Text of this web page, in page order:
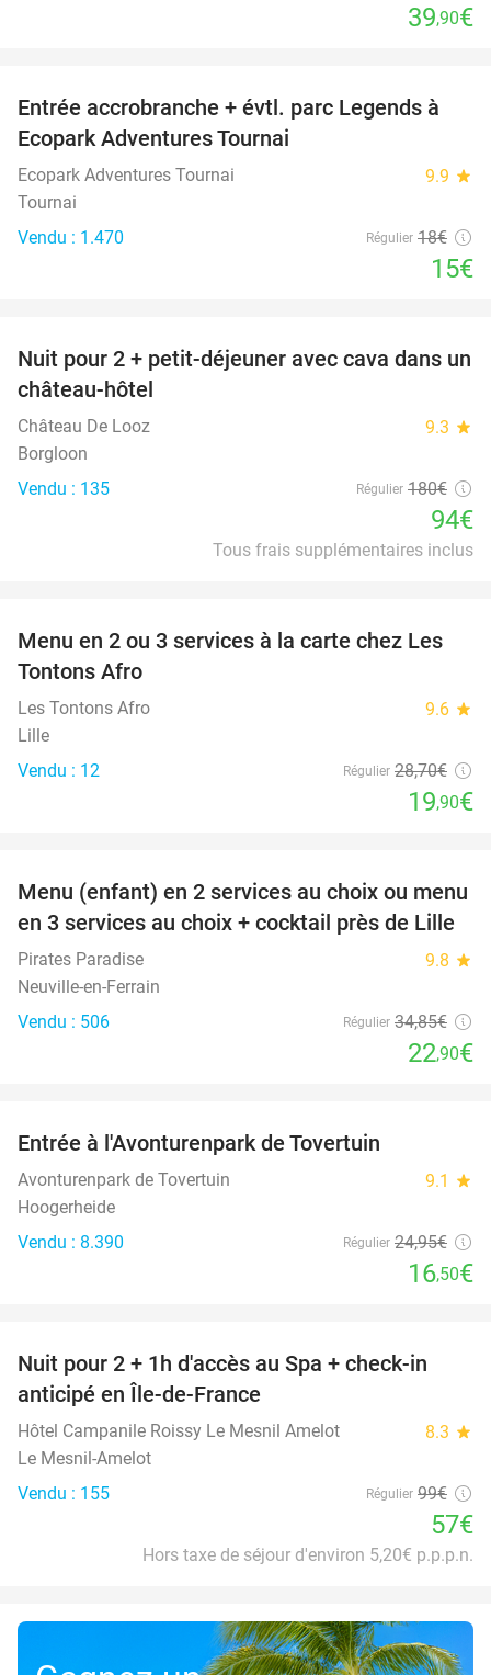
39,90€
17%
Entrée accrobranche + évtl. parc Legends à
Ecopark Adventures Tournai
Ecopark Adventures Tournai 9.9 star
Tournai
Vendu : 1.470
Régulier 18€
15€
48%
Nuit pour 2 + petit-déjeuner avec cava dans un
château-hôtel
Château De Looz 9.3 star
Borgloon
Vendu : 135
Régulier 180€
94€
Tous frais supplémentaires inclus
31%
Menu en 2 ou 3 services à la carte chez Les
Tontons Afro
Les Tontons Afro 9.6 star
Lille
Vendu : 12
Régulier 28,70€
19,90€
34%
Menu (enfant) en 2 services au choix ou menu
en 3 services au choix + cocktail près de Lille
Pirates Paradise 9.8 star
Neuville-en-Ferrain
Vendu : 506
Régulier 34,85€
22,90€
Entrée à l'Avonturenpark de Tovertuin
Avonturenpark de Tovertuin 9.1 star
Hoogerheide
Vendu : 8.390
Régulier 24,95€
16,50€
42%
Nuit pour 2 + 1h d'accès au Spa + check-in
anticipé en Île-de-France
Hôtel Campanile Roissy Le Mesnil Amelot 8.3 star
Le Mesnil-Amelot
Vendu : 155
Régulier 99€
57€
Hors taxe de séjour d'environ 5,20€ p.p.p.n.